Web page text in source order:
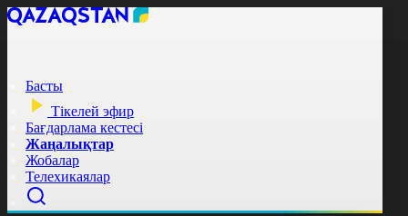
Басты
Тікелей эфир
Бағдарлама кестесі
Жаңалықтар
Жобалар
Телехикаялар